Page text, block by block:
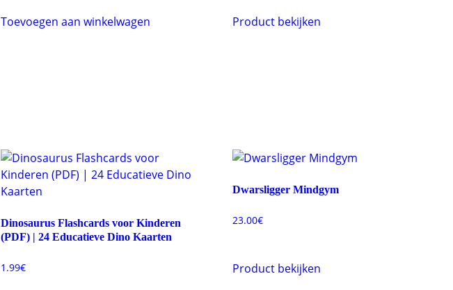
Toevoegen aan winkelwagen Product bekijken
Dinosaurus Flashcards voor Kinderen
(PDF) | 24 Educatieve Dino Kaarten
1.99€
Dwarsligger Mindgym
23.00€
Product bekijken